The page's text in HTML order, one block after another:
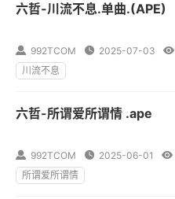
六哲-川流不息.单曲.(APE)
 992TCOM  2025-07-03 
川流不息
六哲-所谓爱所谓情 .ape
 992TCOM  2025-06-01 
所谓爱所谓情